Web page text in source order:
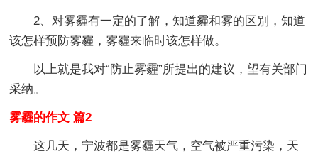
2、对雾霾有一定的了解，知道霾和雾的区别，知道
该怎样预防雾霾，雾霾来临时该怎样做。
以上就是我对“防止雾霾”所提出的建议，望有关部门
采纳。
雾霾的作文 篇2
这几天，宁波都是雾霾天气，空气被严重污染，天